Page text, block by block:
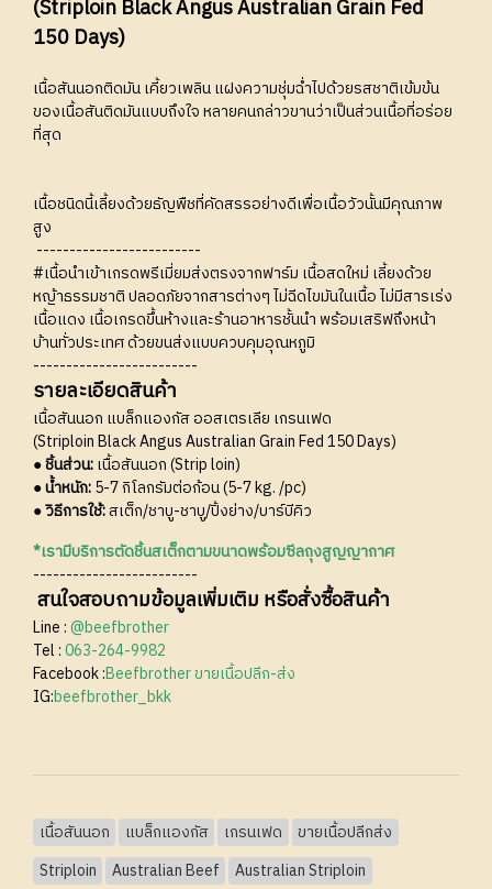
(Striploin Black Angus Australian Grain Fed
150 Days)
เนื้อสันนอกติดมัน เคี้ยวเพลิน แฝงความชุ่มฉ่ำไปด้วยรสชาติเข้มข้น
ของเนื้อสันติดมันแบบถึงใจ หลายคนกล่าวขานว่าเป็นส่วนเนื้อที่อร่อย
ที่สุด
เนื้อชนิดนี้เลี้ยงด้วยธัญพืชที่คัดสรรอย่างดีเพื่อเนื้อวัวนั้นมีคุณภาพ
สูง
-------------------------
#เนื้อนำเข้าเกรดพรีเมี่ยมส่งตรงจากฟาร์ม เนื้อสดใหม่ เลี้ยงด้วย
หญ้าธรรมชาติ ปลอดภัยจากสารต่างๆ ไม่ฉีดไขมันในเนื้อ ไม่มีสารเร่ง
เนื้อแดง เนื้อเกรดขึ้นห้างและร้านอาหารชั้นนำ พร้อมเสริฟถึงหน้า
บ้านทั่วประเทศ ด้วยขนส่งแบบควบคุมอุณหภูมิ
-------------------------
รายละเอียดสินค้า
เนื้อสันนอก แบล็กแองกัส ออสเตรเลีย เกรนเฟด
(Striploin Black Angus Australian Grain Fed 150 Days)
● ชิ้นส่วน:เนื้อสันนอก (Strip loin)
● น้ำหนัก:5-7 กิโลกรัมต่อก้อน (5-7 kg. /pc)
● วิธีการใช้:สเต็ก/ชาบู-ชาบู/ปิ้งย่าง/บาร์บีคิว
*เรามีบริการตัดชิ้นสเต็กตามขนาดพร้อมซีลถุงสูญญากาศ
-------------------------
สนใจสอบถามข้อมูลเพิ่มเติม หรือสั่งซื้อสินค้า
Line :@beefbrother
Tel :063-264-9982
Facebook :Beefbrother ขายเนื้อปลีก-ส่ง
IG:beefbrother_bkk
เนื้อสันนอก แบล็กแองกัส เกรนเฟด
ขายเนื้อปลีกส่ง
Striploin
Australian Beef Australian Striploin